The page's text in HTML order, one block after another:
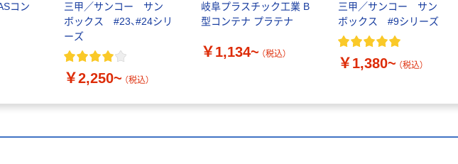
コン
三甲／サンコー サン
ボックス #23、#24シリ
ーズ
￥2,250~ （税込）
岐阜プラスチック工業 B
型コンテナ プラテナ
￥1,134~ （税込）
三甲／サンコー サン
ボックス #9シリーズ
￥1,380~ （税込）